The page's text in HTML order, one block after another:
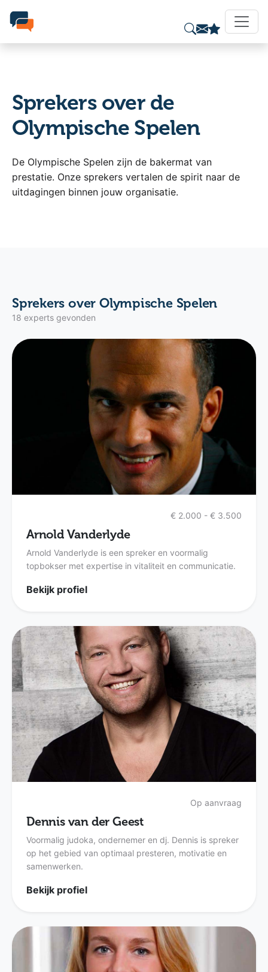
Sprekers over de
Olympische Spelen
De Olympische Spelen zijn de bakermat van
prestatie. Onze sprekers vertalen de spirit naar de
uitdagingen binnen jouw organisatie.
Sprekers over Olympische Spelen
18 experts gevonden
€ 2.000 - € 3.500
Arnold Vanderlyde
Arnold Vanderlyde is een spreker en voormalig
topbokser met expertise in vitaliteit en communicatie.
Bekijk profiel
Op aanvraag
Dennis van der Geest
Voormalig judoka, ondernemer en dj. Dennis is spreker
op het gebied van optimaal presteren, motivatie en
samenwerken.
Bekijk profiel